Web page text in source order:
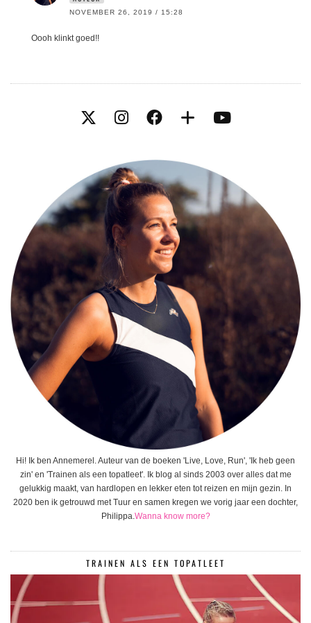
NOVEMBER 26, 2019 / 15:28
Oooh klinkt goed!!
Hi! Ik ben Annemerel. Auteur van de boeken 'Live, Love, Run', 'Ik heb geen
zin' en 'Trainen als een topatleet'. Ik blog al sinds 2003 over alles dat me
gelukkig maakt, van hardlopen en lekker eten tot reizen en mijn gezin. In
2020 ben ik getrouwd met Tuur en samen kregen we vorig jaar een dochter,
Philippa.Wanna know more?
TRAINEN ALS EEN TOPATLEET